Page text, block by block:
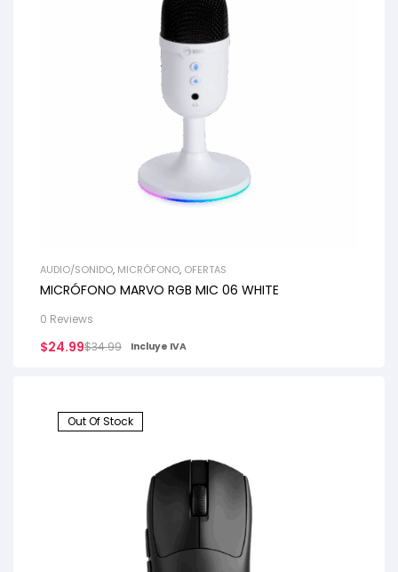
AUDIO/SONIDO, MICRÓFONO, OFERTAS
MICRÓFONO MARVO RGB MIC 06 WHITE
0 Reviews
$34.99
$24.99 Incluye IVA
Out Of Stock